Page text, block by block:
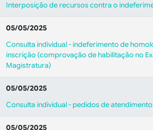
Interposição de recursos contra o
05/05/2025
Consulta individual - indeferimento de
inscrição (comprovação de habilitação no
Magistratura)
05/05/2025
Consulta individual - pedidos de
05/05/2025